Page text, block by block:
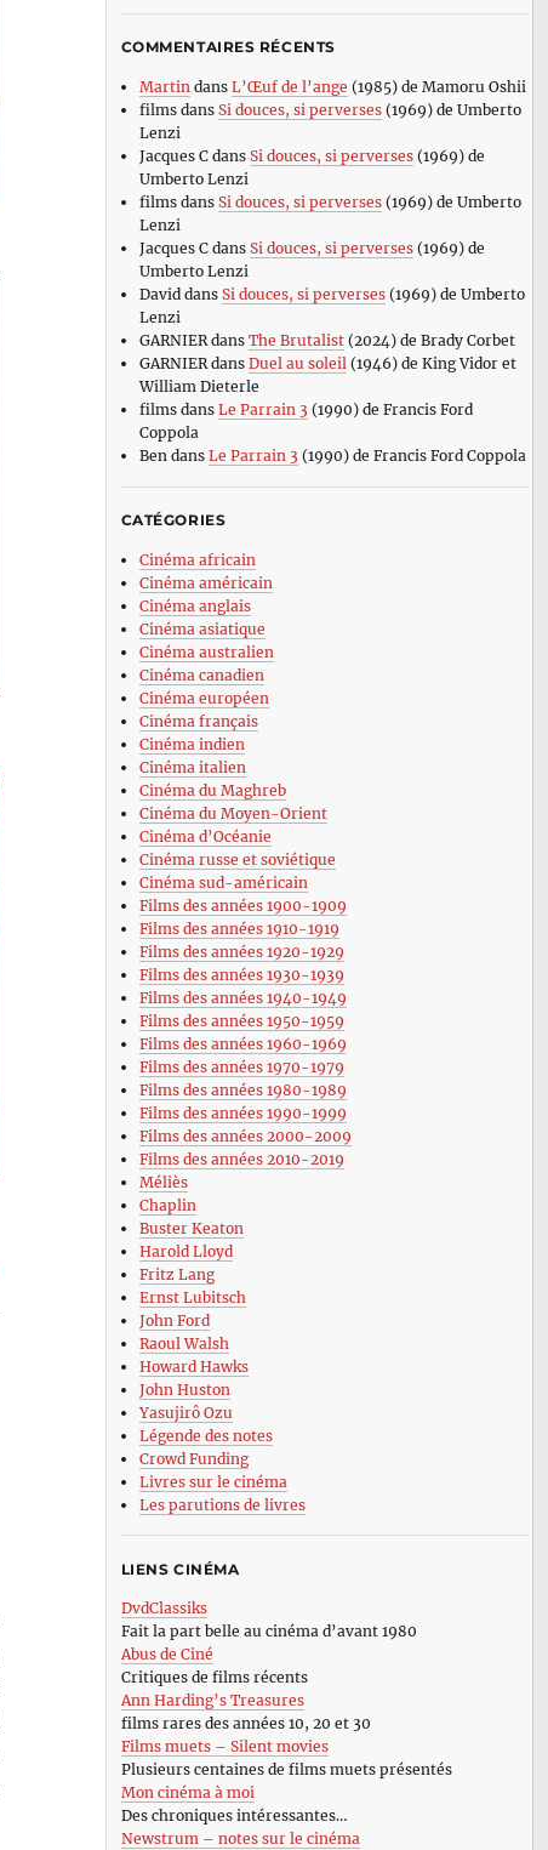
COMMENTAIRES RÉCENTS
Martin dans L’Œuf de l’ange (1985) de Mamoru Oshii
filmsdans Si douces, si perverses(1969) de Umberto
Lenzi
Jacques Cdans Si douces, si perverses(1969) de
Umberto Lenzi
filmsdans Si douces, si perverses(1969) de Umberto
Lenzi
Jacques Cdans Si douces, si perverses(1969) de
Umberto Lenzi
David dans Si douces, si perverses(1969) de Umberto
Lenzi
GARNIERdans The Brutalist(2024) de Brady Corbet
GARNIERdans Duel au soleil (1946) de King Vidor et
William Dieterle
filmsdans Le Parrain 3 (1990) de Francis Ford
Coppola
Ben dans Le Parrain 3 (1990) de Francis Ford Coppola
CATÉGORIES
Cinéma africain
Cinéma américain
Cinéma anglais
Cinéma asiatique
Cinéma australien
Cinéma canadien
Cinéma européen
Cinéma français
Cinéma indien
Cinéma italien
Cinéma du Maghreb
Cinéma du Moyen-Orient
Cinéma d’Océanie
Cinéma russe et soviétique
Cinéma sud-américain
Films des années 1900-1909
Films des années 1910-1919
Films des années 1920-1929
Films des années 1930-1939
Films des années 1940-1949
Films des années 1950-1959
Films des années 1960-1969
Films des années 1970-1979
Films des années 1980-1989
Films des années 1990-1999
Films des années 2000-2009
Films des années 2010-2019
Méliès
Chaplin
Buster Keaton
Harold Lloyd
Fritz Lang
Ernst Lubitsch
John Ford
Raoul Walsh
Howard Hawks
John Huston
Yasujirô Ozu
Légende des notes
Crowd Funding
Livres sur le cinéma
Les parutions de livres
LIENS CINÉMA
DvdClassiks
Fait la part belle au cinéma d’avant 1980
Abus de Ciné
Critiques de films récents
Ann Harding’s Treasures
films rares des années 10, 20 et 30
Films muets – Silent movies
Plusieurs centaines de films muets présentés
Mon cinéma à moi
Des chroniques intéressantes…
Newstrum – notes sur le cinéma